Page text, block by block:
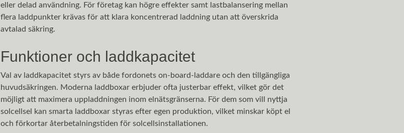
eller delad användning. För företag kan högre effekter samt lastbalansering mellan
flera laddpunkter krävas för att klara koncentrerad laddning utan att överskrida
avtalad säkring.
Funktioner och laddkapacitet
Val av laddkapacitet styrs av både fordonets on-board-laddare och den tillgängliga
huvudsäkringen. Moderna laddboxar erbjuder ofta justerbar effekt, vilket gör det
möjligt att maximera uppladdningen inom elnätsgränserna. För dem som vill nyttja
solcellsel kan smarta laddboxar styras efter egen produktion, vilket minskar köpt el
och förkortar återbetalningstiden för solcellsinstallationen.